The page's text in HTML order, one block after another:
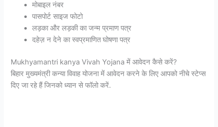
मोबाइल नंबर
पासपोर्ट साइज फोटो
लड़का और लड़की का जन्म प्रमाण पत्र
दहेज़ न देने का स्वप्रमाणित घोषणा पत्र
Mukhyamantri kanya Vivah Yojana में आवेदन कैसे करें?
बिहार मुख्यमंत्री कन्या विवाह योजना में आवेदन करने के लिए आपको नीचे स्टेप्स
दिए जा रहे हैं जिनको ध्यान से फॉलो करें.